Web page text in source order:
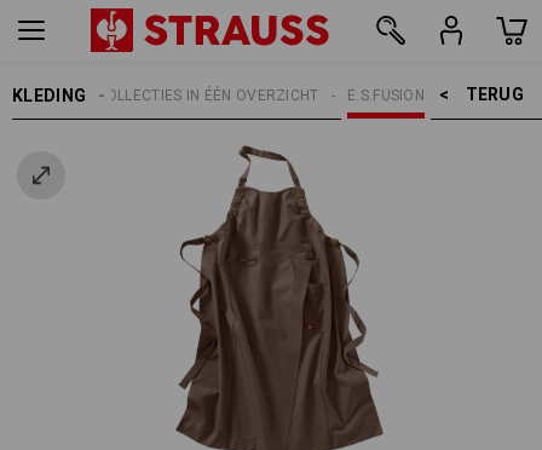
KLEDING TERUG    >
E.S.FUSION
E.S. COLLECTIES IN ÉÉN OVERZICHT